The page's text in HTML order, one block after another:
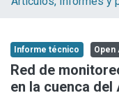
Explorar
Aportar material
Statistics
Informe técnico Open
Red de
en la cuenca